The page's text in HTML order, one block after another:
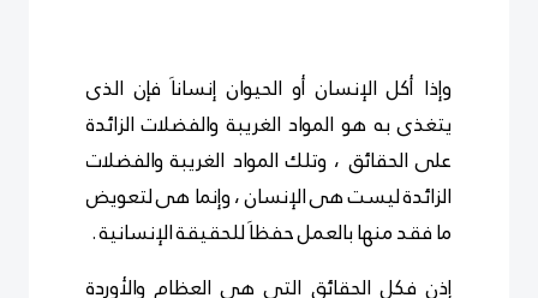
وإذا أكل الإنسان أو الحيوان إنساناَ فإن الذى
يتغذى به هو المواد الغريبة والفضلات الزائدة
على الحقائق ، وتلك المواد الغريبة والفضلات
الزائدة ليست هى الإنسان ، وإنما هى لتعويض
ما فقد منها بالعمل حفظاَ للحقيقة الإنسانية .
إذن فكل الحقائق التى هى العظام والأوردة